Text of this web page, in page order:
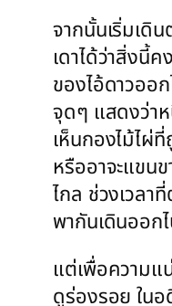
จากนั้นเริ่มเดิ
เดาได้ว่าสิ่งนี้
ของไอ้ดาวออ
จุดๆ แสดงว่า
เห็นกองไม้ไผ่
หรืออาจะแขน
ไกล ช่วงเวลา
พากันเดินออก
แต่เพื่อความแ
ดูร่องรอย ใน